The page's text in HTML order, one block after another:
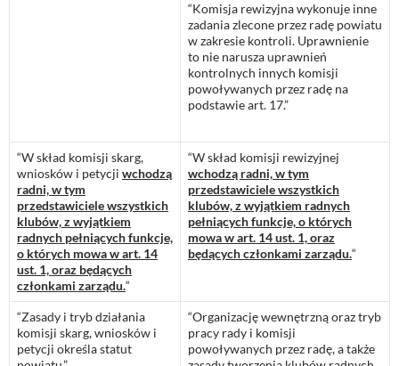
“Komisja rewizyjna wykonuje inne
zadania zlecone przez radę powiatu
w zakresie kontroli. Uprawnienie
to nie narusza uprawnień
kontrolnych innych komisji
powoływanych przez radę na
podstawie art. 17.”
“W skład komisji skarg,
wniosków i petycji wchodzą
radni, w tym
przedstawiciele wszystkich
klubów, z wyjątkiem
radnych pełniących funkcje,
o których mowa w art. 14
ust. 1, oraz będących
członkami zarządu.“
“W skład komisji rewizyjnej
wchodzą radni, w tym
przedstawiciele wszystkich
klubów, z wyjątkiem radnych
pełniących funkcje, o których
mowa w art. 14 ust. 1, oraz
będących członkami zarządu.“
“Zasady i tryb działania
komisji skarg, wniosków i
petycji określa statut
“Organizację wewnętrzną oraz tryb
pracy rady i komisji
powoływanych przez radę, a także